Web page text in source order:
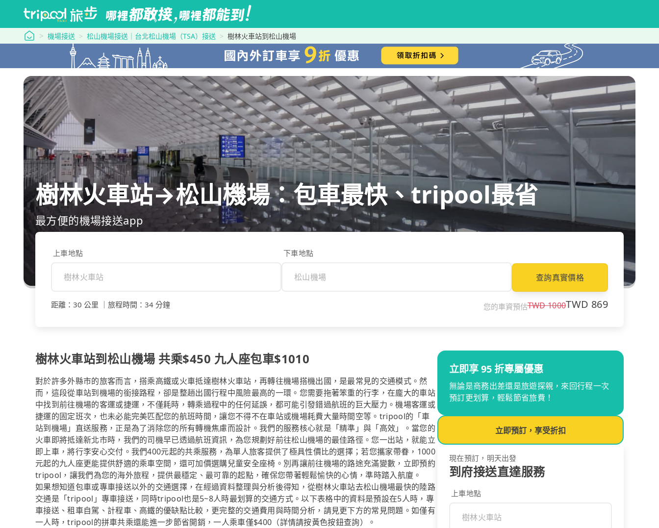
tripool 旅步
機場接送 松山機場接送｜台北松山機場（TSA）接送 樹林火車站到松山機場
樹林火車站→松山機場：包車最快、tripool最省
最方便的機場接送app
上車地點 下車地點
查詢真實價格
距離 ： 30 公里 旅程時間 ： 34 分鐘 您的車資預估TWD1000TWD 869
樹林火車站到松山機場 共乘$450 九人座包車$1010
對於許多外縣市的旅客而言，搭乘高鐵或火車抵達樹林火車站，再轉往機場搭機出國，是最常見的交通模式。然
而，這段從車站到機場的銜接路程，卻是整趟出國行程中風險最高的一環。您需要拖著笨重的行李，在龐大的車站
中找到前往機場的客運或捷運，不僅耗時，轉乘過程中的任何延誤，都可能引發錯過航班的巨大壓力。機場客運或
捷運的固定班次，也未必能完美匹配您的航班時間，讓您不得不在車站或機場耗費大量時間空等。tripool的「車
站到機場」直送服務，正是為了消除您的所有轉機焦慮而設計。我們的服務核心就是「精準」與「高效」。當您的
火車即將抵達新北市時，我們的司機早已透過航班資訊，為您規劃好前往松山機場的最佳路徑。您一出站，就能立
即上車，將行李安心交付。我們400元起的共乘服務，為單人旅客提供了極具性價比的選擇；若您攜家帶眷，1000
元起的九人座更能提供舒適的乘車空間，還可加價選購兒童安全座椅。別再讓前往機場的路途充滿變數，立即預約
tripool，讓我們為您的海外旅程，提供最穩定、最可靠的起點，確保您帶著輕鬆愉快的心情，準時踏入航廈。
如果想知道包車或專車接送以外的交通選擇，在經過資料整理與分析後得知，從樹林火車站去松山機場最快的陸路
交通是「tripool」專車接送，同時tripool也是5~8人時最划算的交通方式。以下表格中的資料是預設在5人時，專
車接送、租車自駕、計程車、高鐵的優缺點比較，更完整的交通費用與時間分析，請見更下方的常見問題。如僅有
一人時，tripool的拼車共乘還能進一步節省開銷，一人乘車僅$400（詳情請按黃色按鈕查詢）。
立即享 95 折專屬優惠
無論是商務出差還是旅遊探親，來回行程一次
預訂更划算，輕鬆節省旅費！
立即預訂，享受折扣
現在預訂，明天出發
到府接送直達服務
上車地點